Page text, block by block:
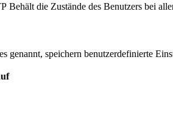
Behält die Zustände des Benutzers bei
genannt, speichern benutzerdefinierte